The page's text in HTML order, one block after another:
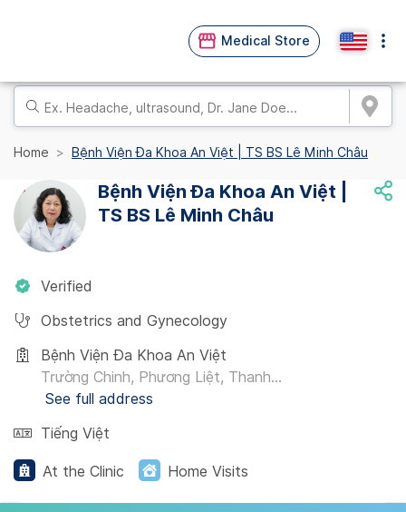
Medical Store
Home Bệnh Viện Đa Khoa An Việt | TS BS Lê Minh Châu
Bệnh Viện Đa Khoa An Việt |
TS BS Lê Minh Châu
Verified
Obstetrics and Gynecology
Bệnh Viện Đa Khoa An Việt
Trường Chinh, Phương Liệt, Thanh...
See full address
Tiếng Việt
At the Clinic Home Visits